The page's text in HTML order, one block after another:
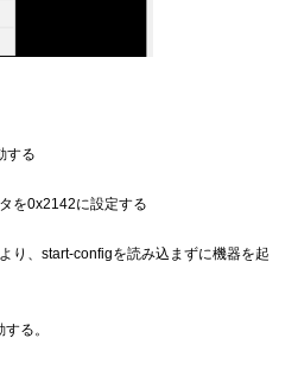
する
を0x2142に設定する
、start-configを読み込まずに機器を起
る。